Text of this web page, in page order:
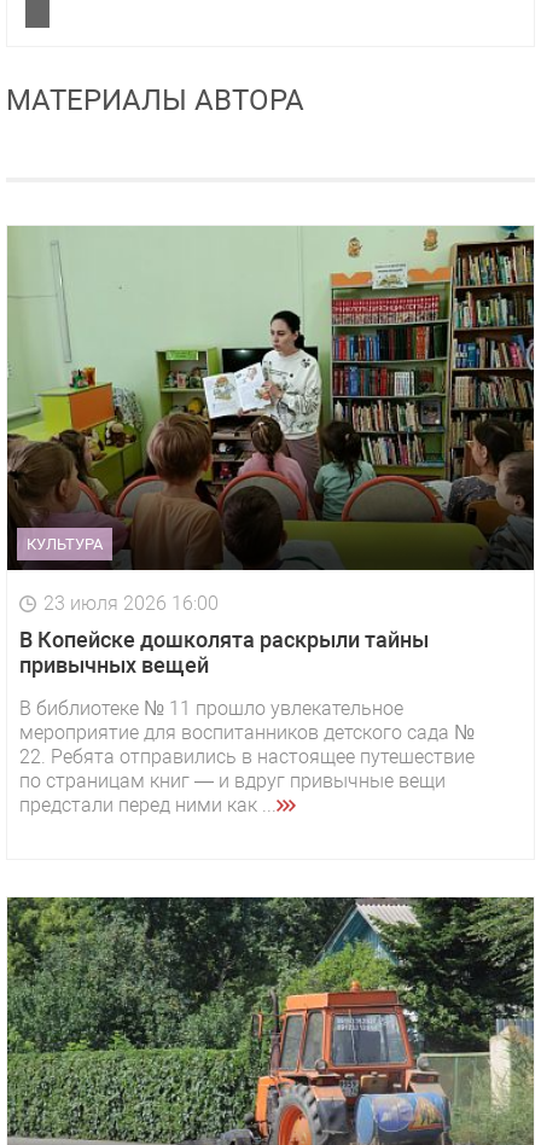
МАТЕРИАЛЫ АВТОРА
КУЛЬТУРА
23 июля 2026 16:00
В Копейске дошколята раскрыли тайны
привычных вещей
В библиотеке № 11 прошло увлекательное
мероприятие для воспитанников детского сада №
22. Ребята отправились в настоящее путешествие
по страницам книг — и вдруг привычные вещи
предстали перед ними как ...